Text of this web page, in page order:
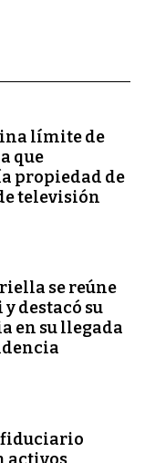
límite de
que
propiedad de
televisión
se reúne
destacó su
en su llegada
fiduciario